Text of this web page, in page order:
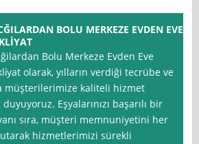
BOLU MERKEZE EVDEN EVE
Bolu Merkeze Evden Eve
olarak, yılların verdiği tecrübe ve
müşterilerimize kaliteli hizmet
Eşyalarınızı başarılı bir
sıra, müşteri memnuniyetini her
hizmetlerimizi sürekli